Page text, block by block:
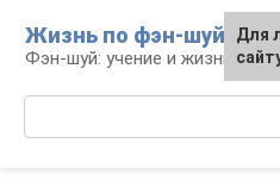
контенту
Жизнь по фэн-шуй
Фэн-шуй: учение и жизнь
Для
Для